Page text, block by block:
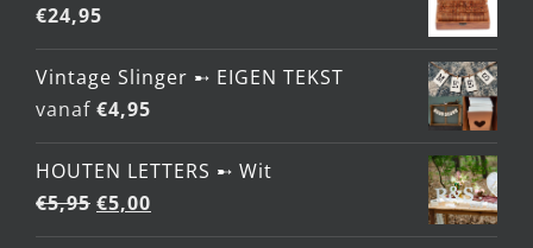
€24,95
Vintage Slinger ➸ EIGEN TEKST
vanaf €4,95
HOUTEN LETTERS ➸ Wit
€5,95 Oorspronkelijke
prijs
€5,00
prijs